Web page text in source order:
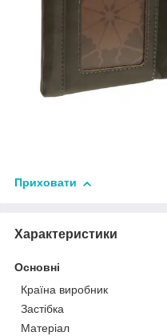
Приховати
Характеристики
Основні
Країна виробник
Застібка
Матеріал